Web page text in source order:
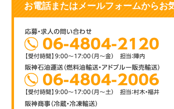
お電話またはメールフォームからお